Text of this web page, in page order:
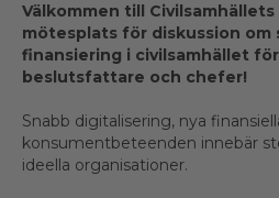
Välkommen till
mötesplats för diskussion om
finansiering i civilsamhället
beslutsfattare och chefer!
Snabb digitalisering, nya
konsumentbeteenden innebär
ideella organisationer.